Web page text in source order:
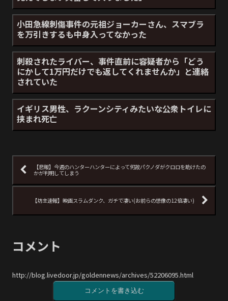
小田急線刺傷事件の元祖ジョーカーさん、スマブラ
を万引きするも中身入ってなかった
刺殺されたライバー、事件直前に容疑者から「どう
にかして1万円だけでも返してくれませんか」と連絡
されていた
イギリス男性、ラクーンシティみたいな公衆トイレに
挟まれ死亡
【悲報】今週のハンターハンターによって何故パクノダがクロロを助けたの
かが判明してしまう
【坊主速報】映画スラムダンク、ガチで凄い(お前らの想像の12倍凄い)
コメント
http://blog.livedoor.jp/goldennews/archives/52206095.html
コメントを書き込む